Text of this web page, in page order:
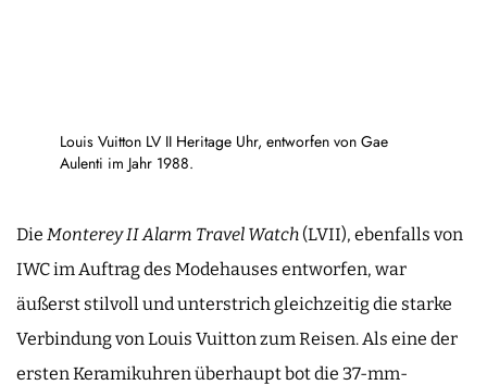
Louis Vuitton LV II Heritage Uhr, entworfen von Gae
Aulenti im Jahr 1988.
Die Monterey II Alarm Travel Watch (LVII), ebenfalls von
IWC im Auftrag des Modehauses entworfen, war
äußerst stilvoll und unterstrich gleichzeitig die starke
Verbindung von Louis Vuitton zum Reisen. Als eine der
ersten Keramikuhren überhaupt bot die 37-mm-